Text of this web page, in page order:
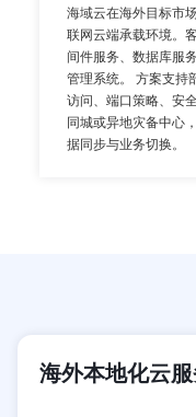
海域云在海外目标市
联网云端承载环境。
间件服务、数据库服
管理系统。
方案支持
访问、端口策略、安
同城或异地灾备中心
据同步与业务切换。
海外本地化云